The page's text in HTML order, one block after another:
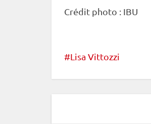
Crédit photo : IBU
Lisa Vittozzi